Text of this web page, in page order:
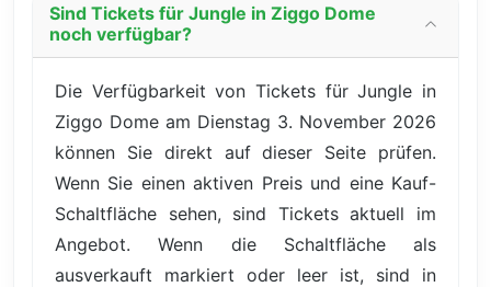
Sind Tickets für Jungle in Ziggo Dome
noch verfügbar?
Die Verfügbarkeit von Tickets für Jungle in
Ziggo Dome am Dienstag 3. November 2026
können Sie direkt auf dieser Seite prüfen.
Wenn Sie einen aktiven Preis und eine Kauf-
Schaltfläche sehen, sind Tickets aktuell im
Angebot. Wenn die Schaltfläche als
ausverkauft markiert oder leer ist, sind in